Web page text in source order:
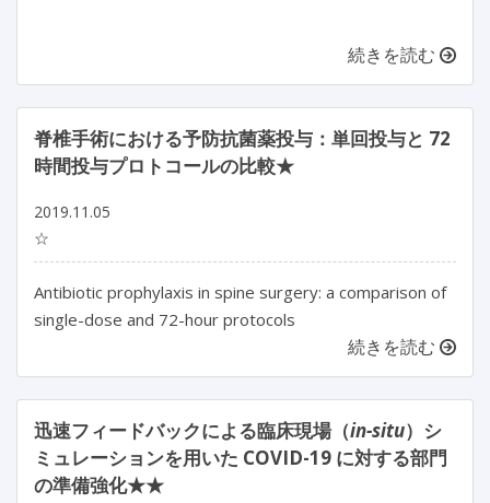
続きを読む
脊椎手術における予防抗菌薬投与：単回投与と 72
時間投与プロトコールの比較★
2019.11.05
☆
Antibiotic prophylaxis in spine surgery: a comparison of
single-dose and 72-hour protocols
続きを読む
迅速フィードバックによる臨床現場（in-situ）シ
ミュレーションを用いた COVID-19 に対する部門
の準備強化★★